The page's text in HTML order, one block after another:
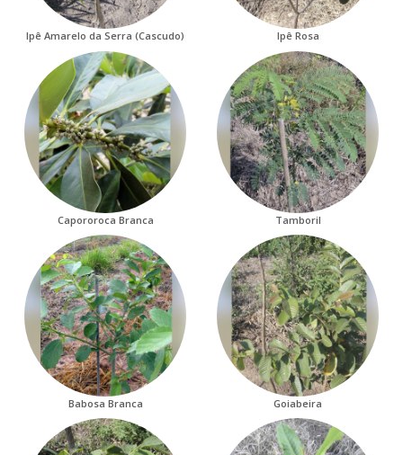
Ipê Amarelo da Serra (Cascudo) Ipê Rosa
Capororoca Branca Tamboril
Babosa Branca Goiabeira